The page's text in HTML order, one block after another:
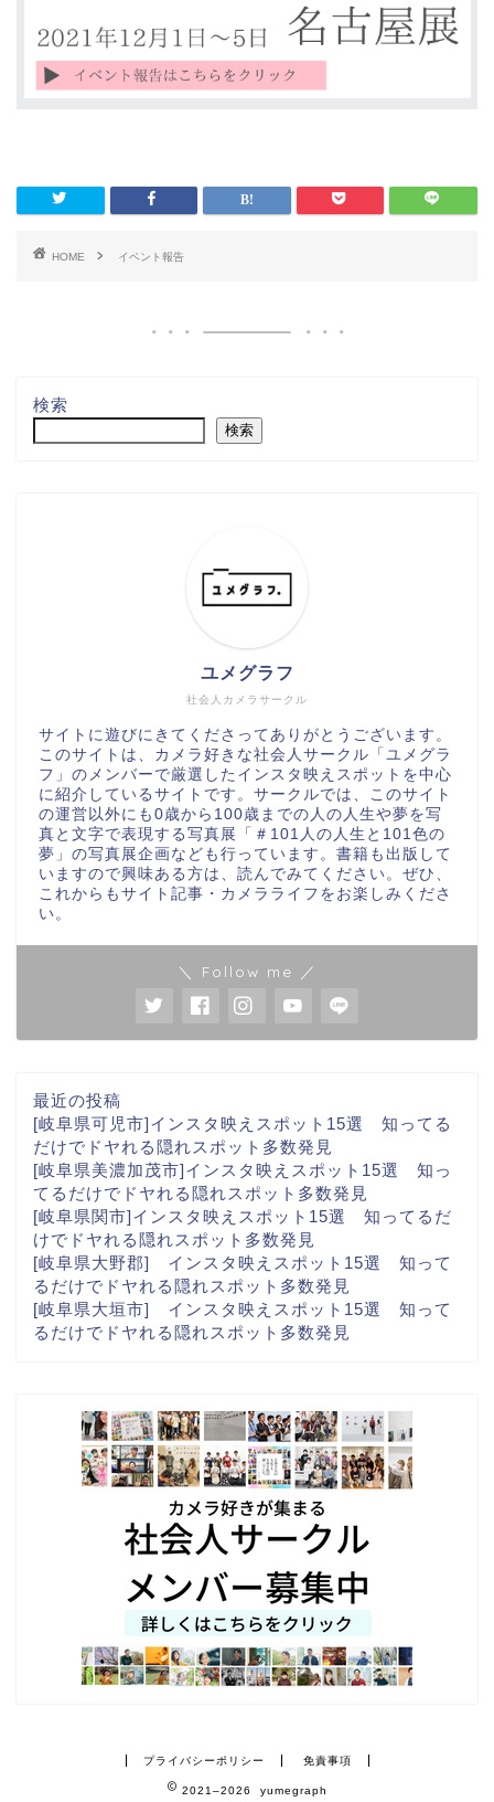
HOME イベント報告
検索
検索
社会人カメラサークル
ユメグラフ
サイトに遊びにきてくださってありがとうございます。
このサイトは、カメラ好きな社会人サークル「ユメグラ
フ」のメンバーで厳選したインスタ映えスポットを中心
に紹介しているサイトです。サークルでは、このサイト
の運営以外にも0歳から100歳までの人の人生や夢を写
真と文字で表現する写真展「＃101人の人生と101色の
夢」の写真展企画なども行っています。書籍も出版して
いますので興味ある方は、読んでみてください。ぜひ、
これからもサイト記事・カメラライフをお楽しみくださ
い。
＼ Follow me ／
最近の投稿
[岐阜県可児市]インスタ映えスポット15選 知ってる
だけでドヤれる隠れスポット多数発見
[岐阜県美濃加茂市]インスタ映えスポット15選 知っ
てるだけでドヤれる隠れスポット多数発見
[岐阜県関市]インスタ映えスポット15選 知ってるだ
けでドヤれる隠れスポット多数発見
[岐阜県大野郡] インスタ映えスポット15選 知って
るだけでドヤれる隠れスポット多数発見
[岐阜県大垣市] インスタ映えスポット15選 知って
るだけでドヤれる隠れスポット多数発見
プライバシーポリシー 免責事項
2021–2026 yumegraph